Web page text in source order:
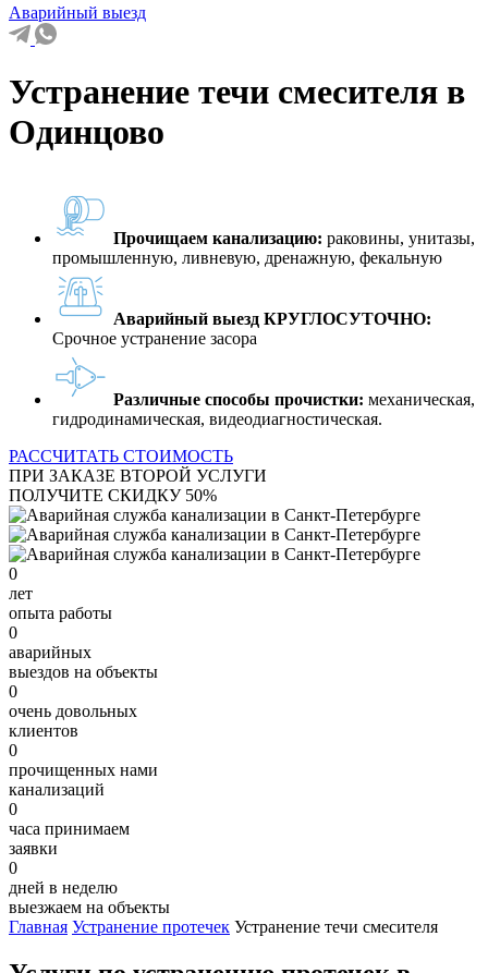
Аварийный выезд
Устранение течи смесителя в
Одинцово
Прочищаем канализацию: раковины, унитазы,
промышленную, ливневую, дренажную, фекальную
Аварийный выезд КРУГЛОСУТОЧНО:
Срочное устранение засора
Различные способы прочистки: механическая,
гидродинамическая, видеодиагностическая.
РАССЧИТАТЬ СТОИМОСТЬ
ПРИ ЗАКАЗЕ ВТОРОЙ УСЛУГИ
ПОЛУЧИТЕ СКИДКУ 50%
0
лет
опыта работы
0
аварийных
выездов на объекты
0
очень довольных
клиентов
0
прочищенных нами
канализаций
0
часа принимаем
заявки
0
дней в неделю
выезжаем на объекты
Главная Устранение протечек Устранение течи смесителя